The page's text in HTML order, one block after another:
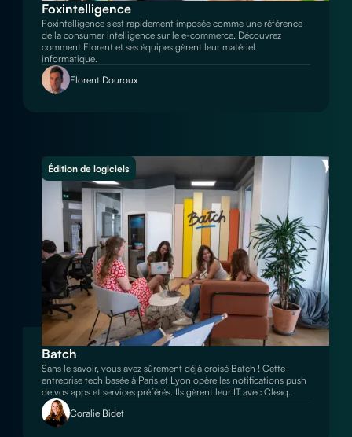
Foxintelligence
Foxintelligence s’est rapidement imposée comme une référence
de la consumer intelligence sur le e-commerce. Découvrez
comment Florent et ses équipes gèrent leur matériel
informatique.
Florent Douroux
Édition de logiciels
Batch
Sans le savoir, vous avez sûrement déjà croisé Batch ! Cette
entreprise tech basée à Paris et Lyon opère les notifications push
de vos apps et services préférés. Ils gèrent leur IT avec Cleaq.
Coralie Bidet